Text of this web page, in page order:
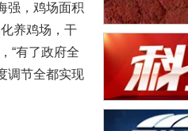
强，鸡场面积
养鸡场，干
“有了政府全
调节全都实现